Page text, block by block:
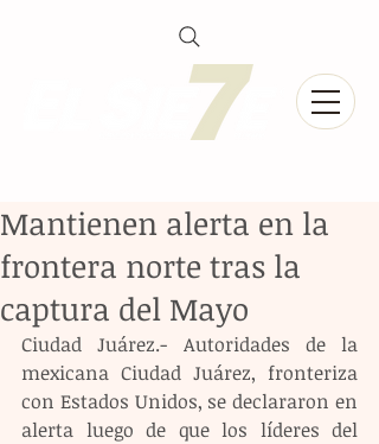
Mantienen alerta en la
frontera norte tras la
captura del Mayo
Ciudad Juárez.- Autoridades de la
mexicana Ciudad Juárez, fronteriza
con Estados Unidos, se declararon en
alerta luego de que los líderes del